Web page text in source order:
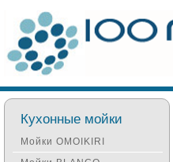
Кухонные мойки
Мойки OMOIKIRI